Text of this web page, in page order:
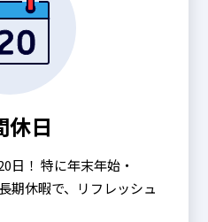
休日
日！ 特に年末年始・
期休暇で、リフレッシュ